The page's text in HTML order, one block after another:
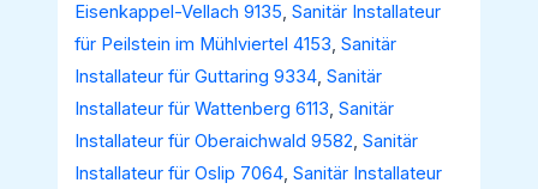
Eisenkappel-Vellach 9135,Sanitär Installateur
für Peilstein im Mühlviertel 4153,Sanitär
Installateur für Guttaring 9334,Sanitär
Installateur für Wattenberg 6113,Sanitär
Installateur für Oberaichwald 9582,Sanitär
Installateur für Oslip 7064,Sanitär Installateur